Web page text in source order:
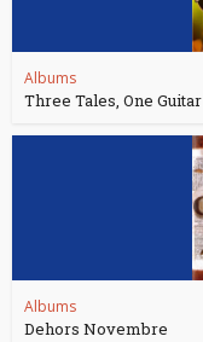
Albums
Three Tales, One Guitar
Albums
Dehors Novembre